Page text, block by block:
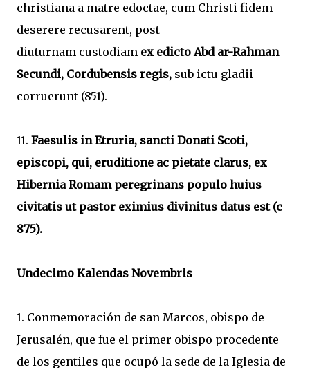
christiana a matre edoctae, cum Christi fidem
deserere recusarent, post
diuturnam custodiam ex edicto Abd ar-Rahman
Secundi, Cordubensis regis, sub ictu gladii
corruerunt (851).
11. Faesulis in Etruria, sancti Donati Scoti,
episcopi, qui, eruditione ac pietate clarus, ex
Hibernia Romam peregrinans populo huius
civitatis ut pastor eximius divinitus datus est (c
875).
Undecimo Kalendas Novembris
1. Conmemoración de san Marcos, obispo de
Jerusalén, que fue el primer obispo procedente
de los gentiles que ocupó la sede de la Iglesia de